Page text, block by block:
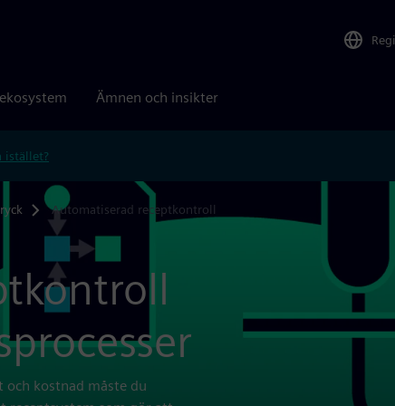
Ämnen och insikter
istället?
Automatiserad receptkontroll
kostnad måste du